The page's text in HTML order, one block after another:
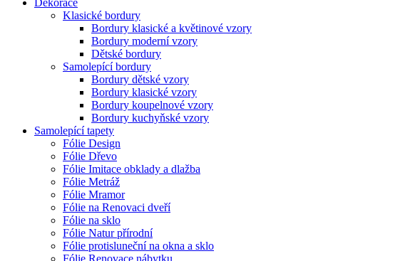
Klasické bordury
Bordury klasické a květinové vzory
Bordury moderní vzory
Dětské bordury
Samolepící bordury
Bordury dětské vzory
Bordury klasické vzory
Bordury koupelnové vzory
Bordury kuchyňské vzory
Samolepící tapety
Fólie Design
Fólie Dřevo
Fólie Imitace obklady a dlažba
Fólie Metráž
Fólie Mramor
Fólie na Renovaci dveří
Fólie na sklo
Fólie Natur přírodní
Fólie protisluneční na okna a sklo
Fólie Renovace nábytku